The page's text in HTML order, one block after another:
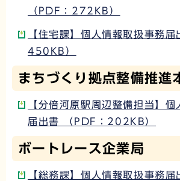
（PDF：272KB）
【住宅課】個人情報取扱事務届
450KB）
まちづくり拠点整備推進
【分倍河原駅周辺整備担当】
届出書 （PDF：202KB）
ボートレース企業局
【総務課】個人情報取扱事務届